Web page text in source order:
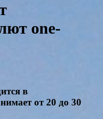
one-
в
от 20 до 30